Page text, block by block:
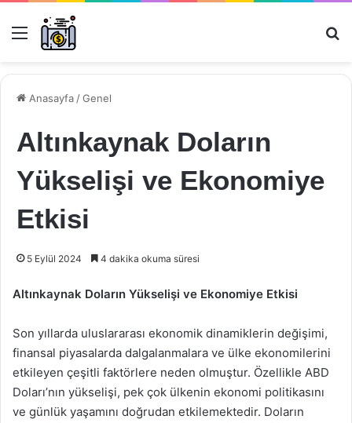
Menü
Anasayfa /Genel
Altınkaynak Doların
Yükselişi ve Ekonomiye
Etkisi
5 Eylül 2024 4 dakika okuma süresi
Altınkaynak Doların Yükselişi ve Ekonomiye Etkisi
Son yıllarda uluslararası ekonomik dinamiklerin değişimi,
finansal piyasalarda dalgalanmalara ve ülke ekonomilerini
etkileyen çeşitli faktörlere neden olmuştur. Özellikle ABD
Doları’nın yükselişi, pek çok ülkenin ekonomi politikasını
ve günlük yaşamını doğrudan etkilemektedir. Doların